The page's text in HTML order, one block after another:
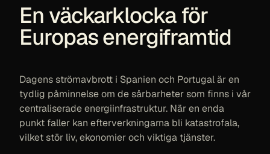
En väckarklocka för
Europas energiframtid
Dagens strömavbrott i Spanien och Portugal är en
tydlig påminnelse om de sårbarheter som finns i vår
centraliserade energiinfrastruktur. När en enda
punkt faller kan efterverkningarna bli katastrofala,
vilket stör liv, ekonomier och viktiga tjänster.